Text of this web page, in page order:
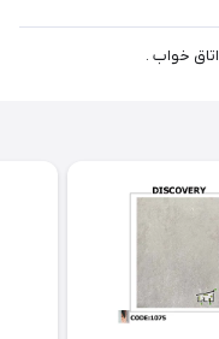
خواب .